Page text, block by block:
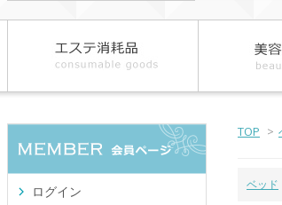
TOP >
ベッド
ログイン